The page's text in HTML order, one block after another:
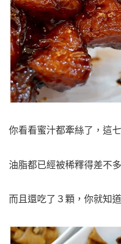
你看看蜜汁都牽絲了，這
油脂都已經被稀釋得差不
而且還吃了３顆，你就知